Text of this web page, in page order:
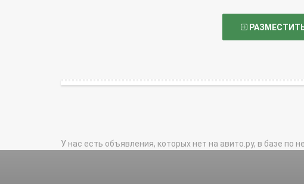
У нас есть объявления, которых нет на авито.ру, в базе по